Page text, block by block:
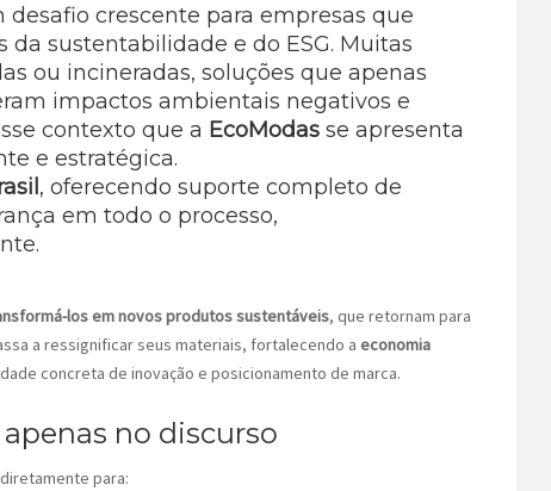
crescente para empresas que
sustentabilidade e do ESG. Muitas
ou incineradas, soluções que apenas
impactos ambientais negativos e
contexto que a EcoModas se apresenta
e estratégica.
, oferecendo suporte completo de
em todo o processo,
los em novos produtos sustentáveis, que retornam para
a ressignificar seus materiais, fortalecendo a economia
concreta de inovação e posicionamento de marca.
no discurso
para: